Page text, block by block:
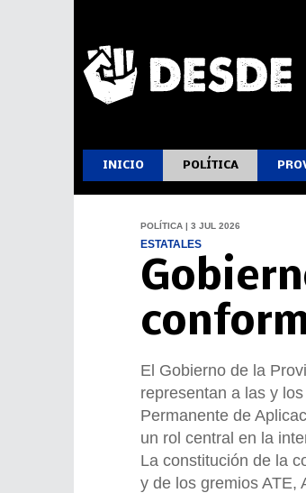
INICIO POLÍTICA
POLÍTICA | 3 JUL 2026
ESTATALES
El Gobierno de la
representan a las y
Permanente de
un rol central en la
La constitución de la
y de los gremios ATE,